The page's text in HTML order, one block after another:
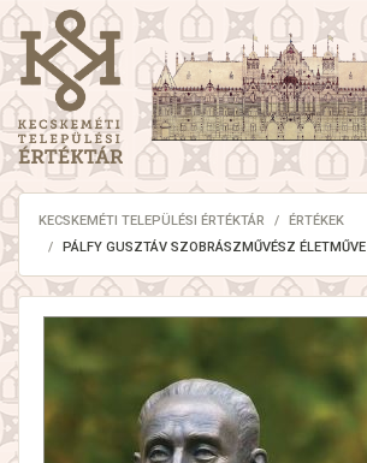
KECSKEMÉTI TELEPÜLÉSI ÉRTÉKTÁR
ÉRTÉKEK
PÁLFY GUSZTÁV SZOBRÁSZMŰVÉSZ ÉLETMŰVE